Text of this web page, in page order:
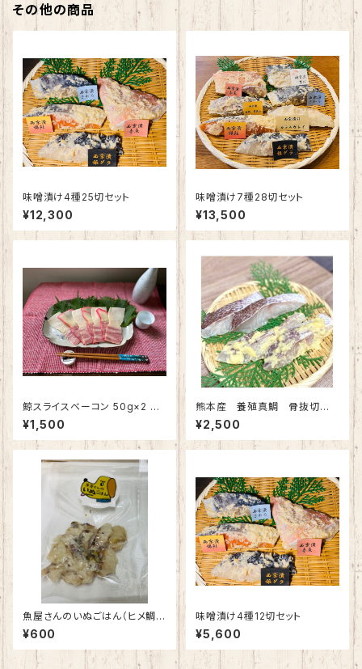
その他の商品
味噌漬け4種25切セット
¥12,300
味噌漬け7種28切セット
¥13,500
鯨スライスベーコン 50g×2 紅
白
¥1,500
熊本産 養殖真鯛 骨抜切身2
切＆西京漬2切
¥2,500
魚屋さんのいぬごはん（ヒメ鯛）1
パック50g
¥600
味噌漬け4種12切セット
¥5,600